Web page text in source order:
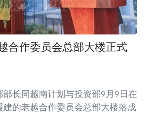
合作委员会总部大楼正式
长同越南计划与投资部9月9日在
的老越合作委员会总部大楼落成